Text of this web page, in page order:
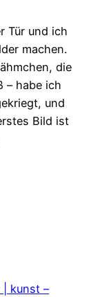
Tür und ich
machen.
die
– habe ich
und
Bild ist
kunst –